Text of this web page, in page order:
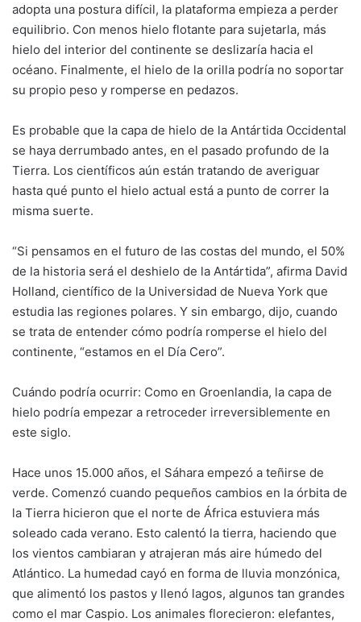
adopta una postura difícil, la plataforma empieza a perder
equilibrio. Con menos hielo flotante para sujetarla, más
hielo del interior del continente se deslizaría hacia el
océano. Finalmente, el hielo de la orilla podría no soportar
su propio peso y romperse en pedazos.
Es probable que la capa de hielo de la Antártida Occidental
se haya derrumbado antes, en el pasado profundo de la
Tierra. Los científicos aún están tratando de averiguar
hasta qué punto el hielo actual está a punto de correr la
misma suerte.
“Si pensamos en el futuro de las costas del mundo, el 50%
de la historia será el deshielo de la Antártida”, afirma David
Holland, científico de la Universidad de Nueva York que
estudia las regiones polares. Y sin embargo, dijo, cuando
se trata de entender cómo podría romperse el hielo del
continente, “estamos en el Día Cero”.
Cuándo podría ocurrir: Como en Groenlandia, la capa de
hielo podría empezar a retroceder irreversiblemente en
este siglo.
Hace unos 15.000 años, el Sáhara empezó a teñirse de
verde. Comenzó cuando pequeños cambios en la órbita de
la Tierra hicieron que el norte de África estuviera más
soleado cada verano. Esto calentó la tierra, haciendo que
los vientos cambiaran y atrajeran más aire húmedo del
Atlántico. La humedad cayó en forma de lluvia monzónica,
que alimentó los pastos y llenó lagos, algunos tan grandes
como el mar Caspio. Los animales florecieron: elefantes,